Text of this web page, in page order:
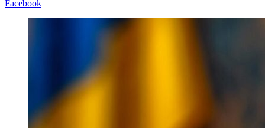
Facebook